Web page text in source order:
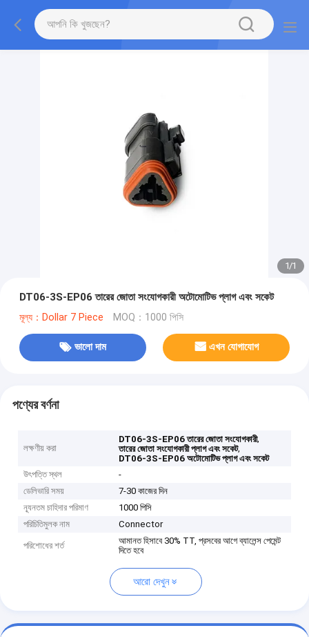
1/1
DT06-3S-EP06 তারের জোতা সংযোগকারী অটোমোটিভ প্লাগ এবং সকেট
মূল্য：Dollar 7 Piece MOQ：1000 পিসি
ভালো দাম এখন যোগাযোগ
পণ্যের বর্ণনা
লক্ষণীয় করা
DT06-3S-EP06 তারের জোতা সংযোগকারী,
তারের জোতা সংযোগকারী প্লাগ এবং সকেট,
DT06-3S-EP06 অটোমোটিভ প্লাগ এবং সকেট
উৎপত্তি স্থল
-
ডেলিভারি সময়
7-30 কাজের দিন
ন্যূনতম চাহিদার পরিমাণ
1000 পিসি
পরিচিতিমুলক নাম
Connector
পরিশোধের শর্ত
আমানত হিসাবে 30% TT, প্রসবের আগে ব্যালেন্স পেমেন্ট
দিতে হবে
আরো দেখুন